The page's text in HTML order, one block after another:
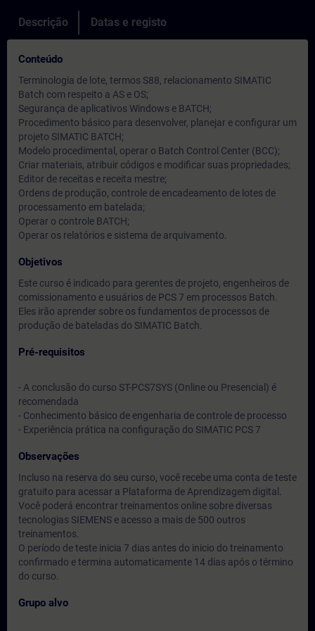
Descrição Datas e registo
Conteúdo
Terminologia de lote, termos S88, relacionamento SIMATIC
Batch com respeito a AS e OS;
Segurança de aplicativos Windows e BATCH;
Procedimento básico para desenvolver, planejar e configurar um
projeto SIMATIC BATCH;
Modelo procedimental, operar o Batch Control Center (BCC);
Criar materiais, atribuir códigos e modificar suas propriedades;
Editor de receitas e receita mestre;
Ordens de produção, controle de encadeamento de lotes de
processamento em batelada;
Operar o controle BATCH;
Operar os relatórios e sistema de arquivamento.
Objetivos
Este curso é indicado para gerentes de projeto, engenheiros de
comissionamento e usuários de PCS 7 em processos Batch.
Eles irão aprender sobre os fundamentos de processos de
produção de bateladas do SIMATIC Batch.
Pré-requisitos
- A conclusão do curso ST-PCS7SYS (Online ou Presencial) é
recomendada
- Conhecimento básico de engenharia de controle de processo
- Experiência prática na configuração do SIMATIC PCS 7
Observações
Incluso na reserva do seu curso, você recebe uma conta de teste
gratuito para acessar a Plataforma de Aprendizagem digital.
Você poderá encontrar treinamentos online sobre diversas
tecnologias SIEMENS e acesso a mais de 500 outros
treinamentos.
O período de teste inicia 7 dias antes do inicio do treinamento
confirmado e termina automaticamente 14 dias após o término
do curso.
Grupo alvo